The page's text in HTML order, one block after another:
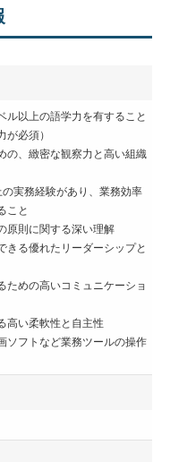
ル以上の語学力を有すること
必須）
の、緻密な観察力と高い組織
実務経験があり、業務効率
こと
原則に関する深い理解
きる優れたリーダーシップと
ための高いコミュニケーショ
高い柔軟性と自主性
ソフトなど業務ツールの操作